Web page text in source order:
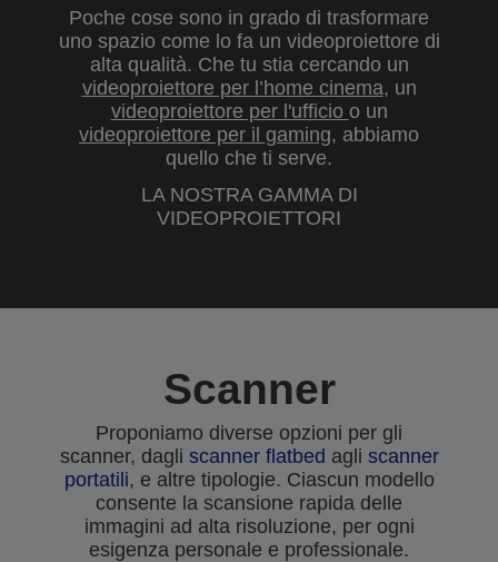
Poche cose sono in grado di trasformare
uno spazio come lo fa un videoproiettore di
alta qualità. Che tu stia cercando un
videoproiettore per l’home cinema, un
videoproiettore per l'ufficio o un
videoproiettore per il gaming, abbiamo
quello che ti serve.
LA NOSTRA GAMMA DI
VIDEOPROIETTORI
Scanner
Proponiamo diverse opzioni per gli
scanner, dagli scanner flatbed agli scanner
portatili, e altre tipologie. Ciascun modello
consente la scansione rapida delle
immagini ad alta risoluzione, per ogni
esigenza personale e professionale.